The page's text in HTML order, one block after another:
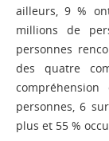
ailleurs, 9 %
millions de
personnes
des quatre
personnes, 6
plus et 55 %